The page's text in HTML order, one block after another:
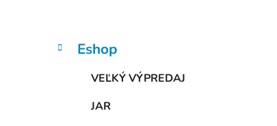
lPreskočiť
kategórie
K
a
Eshop
VEĽKÝ VÝPREDAJ
JAR